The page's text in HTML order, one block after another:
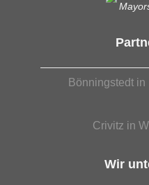
Bönningstedt
Crivitz in
Wir